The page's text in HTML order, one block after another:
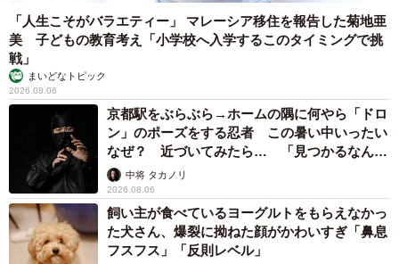
隣の部屋で起こっていることを察する私 ©️芳野嗣/講談社
「人生こそがバラエティー」 マレーシア移住を報告した菊地亜
美 子どもの教育考え「小学校へ入学するこのタイミングで挑
戦」
まいどなトピック
2026.08.06
京都駅をぶらぶら→ホームの隅に何やら「ドロ
ン」のポーズをする忍者 この暑い中いったい
なぜ？ 近づいてみたら… 「見つかるなんて
未熟」中将 タカノリ
2026.08.06
飼い主が食べているヨーグルトをもらえなかっ
た犬さん、爆裂に拗ねた顔がかわいすぎ「鼻息
フスフス」「反則レベル」